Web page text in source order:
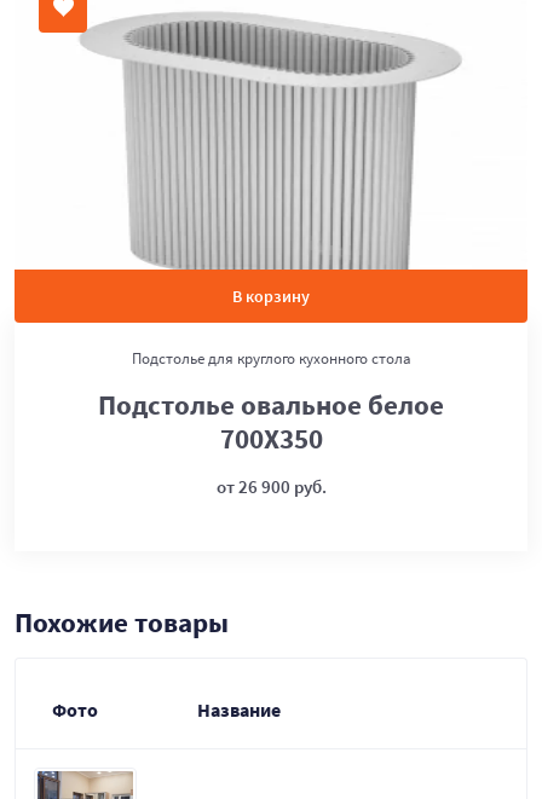
В корзину
Подстолье для круглого кухонного стола
Подстолье овальное белое
700Х350
от 26 900 руб.
Похожие товары
Фото Название